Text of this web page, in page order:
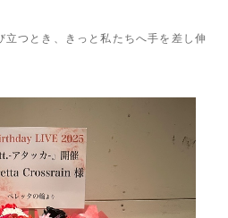
つとき、きっと私たちへ手を差し伸